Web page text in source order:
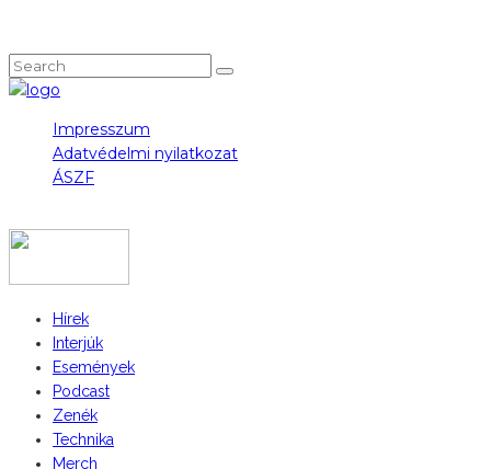
Impresszum
Adatvédelmi nyilatkozat
ÁSZF
Hírek
Interjúk
Események
Podcast
Zenék
Technika
Merch